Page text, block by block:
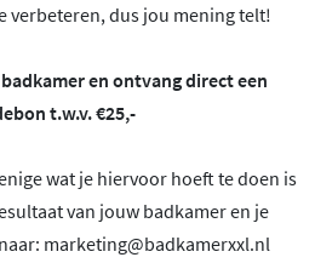
verbeteren, dus jou mening telt!
en ontvang direct een
t.w.v. €25,-
wat je hiervoor hoeft te doen is
van jouw badkamer en je
marketing@badkamerxxl.nl